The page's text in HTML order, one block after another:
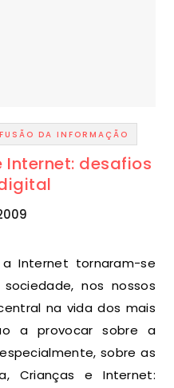
DA INFORMAÇÃO
desafios
nos nossos
na vida dos mais
a provocar sobre a
sobre as
Crianças e Internet: